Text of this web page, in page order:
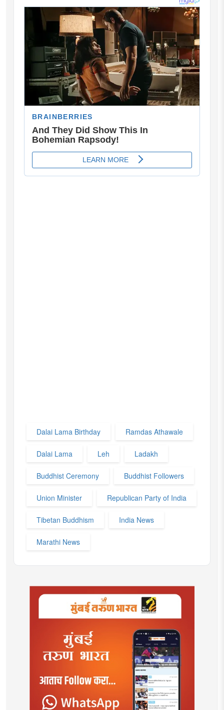
Dalai Lama Birthday Ramdas Athawale
Dalai Lama Leh Ladakh
Buddhist Ceremony Buddhist Followers
Union Minister Republican Party of India
Tibetan Buddhism India News
Marathi News